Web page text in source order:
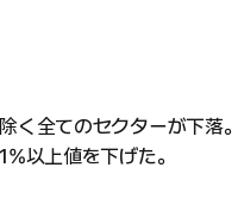
く全てのセクターが下落。
以上値を下げた。